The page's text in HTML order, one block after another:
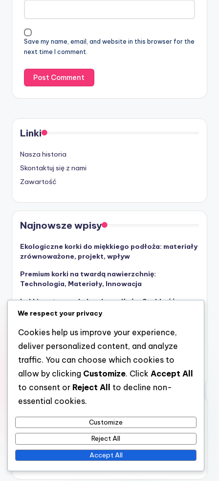
Save my name, email, and website in this browser for the
next time I comment.
Linki
Nasza historia
Skontaktuj się z nami
Zawartość
Najnowsze wpisy
Ekologiczne korki do miękkiego podłoża: materiały
zrównoważone, projekt, wpływ
Premium korki na twardą nawierzchnię:
Technologia, Materiały, Innowacja
Lekkie sztuczne kolce do podłoża: Szybkość,
Zwinność, Reaktywność
Wielosezonowe sztuczne kolce: Wodoszczelność,
Oddychalność, Trwałość
Classiczne korki na miękką nawierzchnię:
Klety na miękką nawierzchnię
Podeszwy na twardy grunt
Sztuczne kolce gruntowe
We respect your privacy
Cookies help us improve your experience,
deliver personalized content, and analyze
traffic. You can choose which cookies to
allow by clicking Customize. Click Accept All
to consent or Reject All
to decline non-
essential cookies.
Customize
Reject All
Accept All